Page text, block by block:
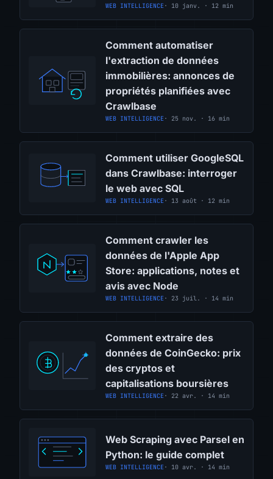
WEB INTELLIGENCE · 10 janv. · 12 min
Comment automatiser
l'extraction de données
immobilières: annonces de
propriétés planifiées avec
Crawlbase
WEB INTELLIGENCE · 25 nov. · 16 min
Comment utiliser GoogleSQL
dans Crawlbase: interroger
le web avec SQL
WEB INTELLIGENCE · 13 août · 12 min
Comment crawler les
données de l'Apple App
Store: applications, notes et
avis avec Node
WEB INTELLIGENCE · 23 juil. · 14 min
Comment extraire des
données de CoinGecko: prix
des cryptos et
capitalisations boursières
WEB INTELLIGENCE · 22 avr. · 14 min
Web Scraping avec Parsel en
Python: le guide complet
WEB INTELLIGENCE · 10 avr. · 14 min